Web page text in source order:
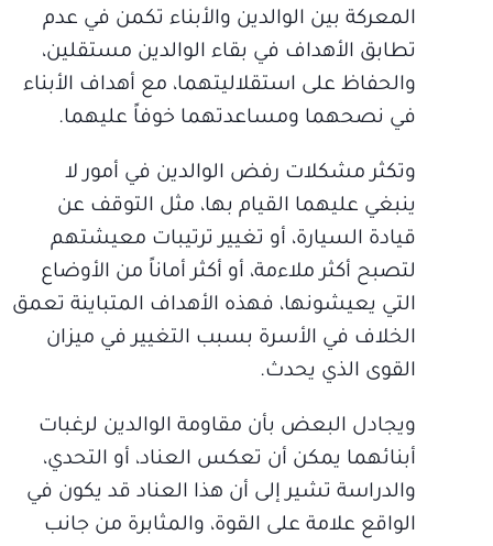
المعركة بين الوالدين والأبناء تكمن في عدم
تطابق الأهداف في بقاء الوالدين مستقلين،
والحفاظ على استقلاليتهما، مع أهداف الأبناء
في نصحهما ومساعدتهما خوفاً عليهما.
وتكثر مشكلات رفض الوالدين في أمور لا
ينبغي عليهما القيام بها، مثل التوقف عن
قيادة السيارة، أو تغيير ترتيبات معيشتهم
لتصبح أكثر ملاءمة، أو أكثر أماناً من الأوضاع
التي يعيشونها، فهذه الأهداف المتباينة تعمق
الخلاف في الأسرة بسبب التغيير في ميزان
القوى الذي يحدث.
ويجادل البعض بأن مقاومة الوالدين لرغبات
أبنائهما يمكن أن تعكس العناد، أو التحدي،
والدراسة تشير إلى أن هذا العناد قد يكون في
الواقع علامة على القوة، والمثابرة من جانب